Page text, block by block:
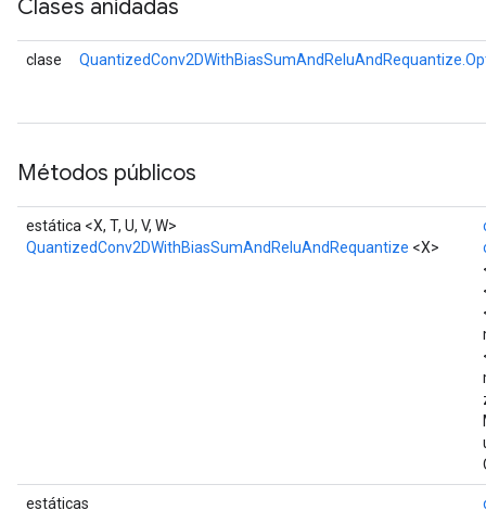
Clases anidadas
clase
Métodos públicos
estática <X, T, U, V, W>
QuantizedConv2DWithBiasSumAndReluAndRequantize <X>
estáticas